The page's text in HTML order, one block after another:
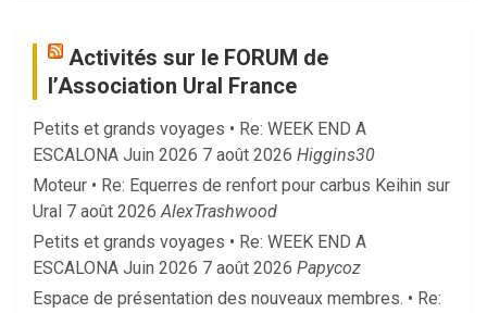
Activités sur le FORUM de
l’Association Ural France
Petits et grands voyages • Re: WEEK END A
ESCALONA Juin 2026 7 août 2026 Higgins30
Moteur • Re: Equerres de renfort pour carbus Keihin sur
Ural 7 août 2026 AlexTrashwood
Petits et grands voyages • Re: WEEK END A
ESCALONA Juin 2026 7 août 2026 Papycoz
Espace de présentation des nouveaux membres. • Re: